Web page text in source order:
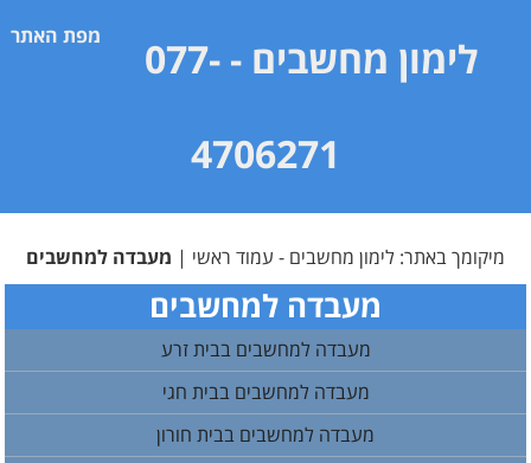
מפת האתר לימון מחשבים
- 077-
4706271
מיקומך באתר: לימון מחשבים - עמוד ראשי | מעבדה למחשבים
מעבדה למחשבים
מעבדה למחשבים בבית זרע
מעבדה למחשבים בבית חגי
מעבדה למחשבים בבית חורון